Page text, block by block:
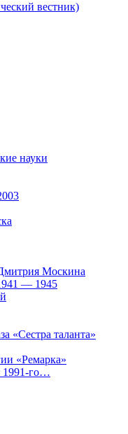
вестник)
науки
Москина
— 1945
«Сестра таланта»
«Ремарка»
1991-го…